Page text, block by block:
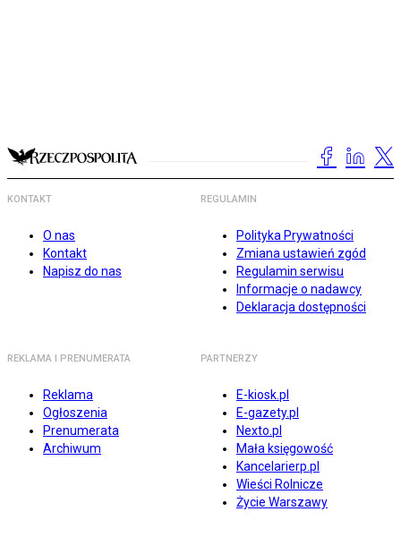
KONTAKT
O nas
Kontakt
Napisz do nas
REGULAMIN
Polityka Prywatności
Zmiana ustawień zgód
Regulamin serwisu
Informacje o nadawcy
Deklaracja dostępności
REKLAMA I PRENUMERATA
Reklama
Ogłoszenia
Prenumerata
Archiwum
PARTNERZY
E-kiosk.pl
E-gazety.pl
Nexto.pl
Mała księgowość
Kancelarierp.pl
Wieści Rolnicze
Życie Warszawy